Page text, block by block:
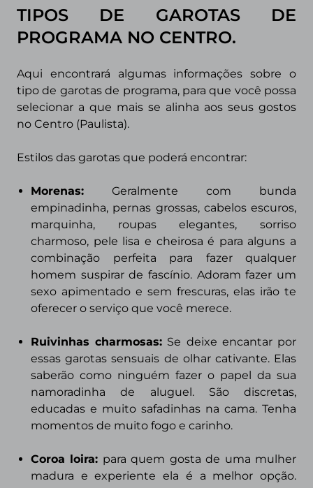
TIPOS DE GAROTAS DE
PROGRAMA NO CENTRO.
Aqui encontrará algumas informações sobre o
tipo de garotas de programa, para que você possa
selecionar a que mais se alinha aos seus gostos
no Centro (Paulista).
Estilos das garotas que poderá encontrar:
Morenas: Geralmente com bunda
empinadinha, pernas grossas, cabelos escuros,
marquinha, roupas elegantes, sorriso
charmoso, pele lisa e cheirosa é para alguns a
combinação perfeita para fazer qualquer
homem suspirar de fascínio. Adoram fazer um
sexo apimentado e sem frescuras, elas irão te
oferecer o serviço que você merece.
Ruivinhas charmosas: Se deixe encantar por
essas garotas sensuais de olhar cativante. Elas
saberão como ninguém fazer o papel da sua
namoradinha de aluguel. São discretas,
educadas e muito safadinhas na cama. Tenha
momentos de muito fogo e carinho.
Coroa loira: para quem gosta de uma mulher
madura e experiente ela é a melhor opção.